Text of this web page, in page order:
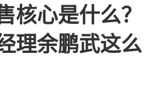
核心是什么？
理余鹏武这么